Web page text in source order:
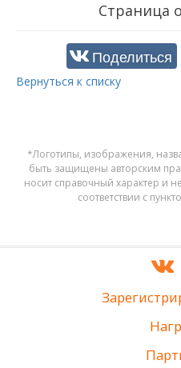
Страница
Поделиться
Вернуться к списку
*Логотипы, изображения,
быть защищены авторским
носит справочный характер и
соответствии с